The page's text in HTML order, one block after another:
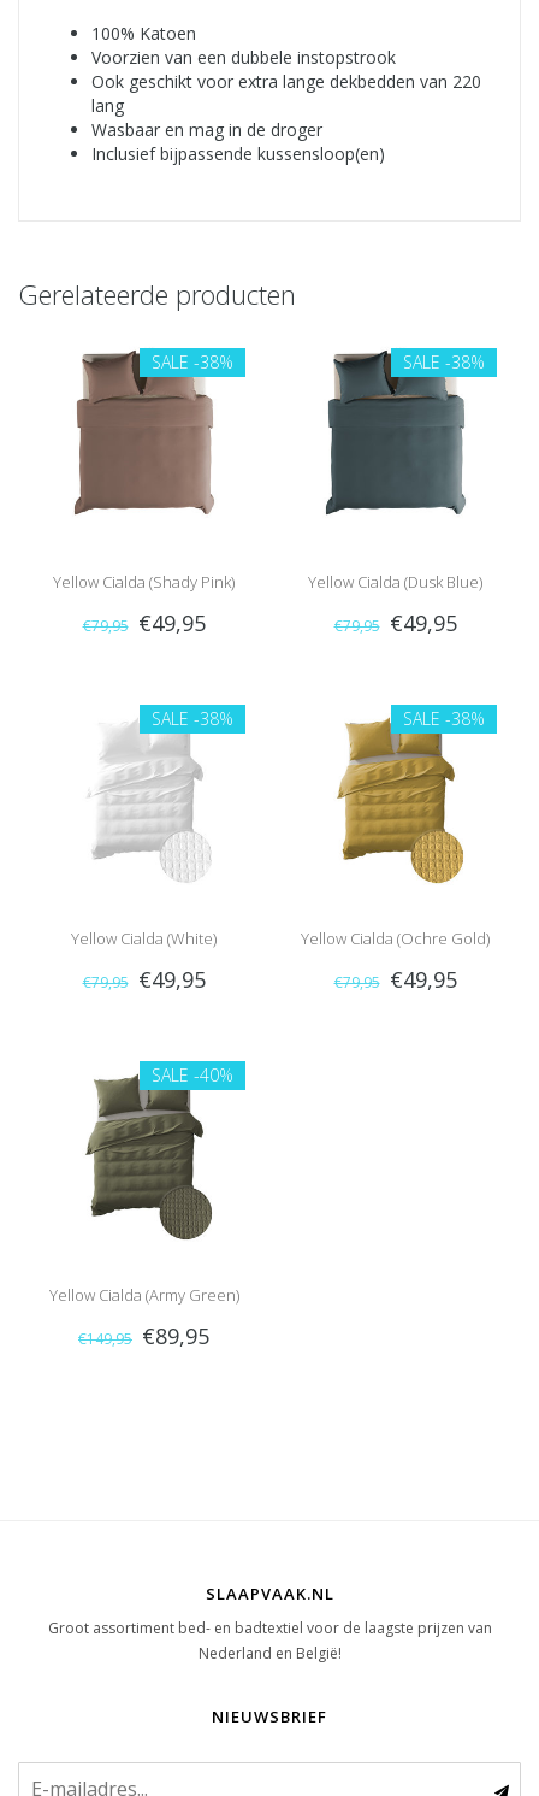
100% Katoen
Voorzien van een dubbele instopstrook
Ook geschikt voor extra lange dekbedden van 220
lang
Wasbaar en mag in de droger
Inclusief bijpassende kussensloop(en)
Gerelateerde producten
SALE -38%
Yellow Cialda (Shady Pink)
€79,95 €49,95
SALE -38%
Yellow Cialda (Dusk Blue)
€79,95 €49,95
SALE -38%
Yellow Cialda (White)
€79,95 €49,95
SALE -38%
Yellow Cialda (Ochre Gold)
€79,95 €49,95
SALE -40%
Yellow Cialda (Army Green)
€149,95 €89,95
SLAAPVAAK.NL
Groot assortiment bed- en badtextiel voor de laagste prijzen van
Nederland en België!
NIEUWSBRIEF